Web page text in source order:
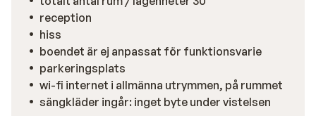
reception
hiss
boendet är ej anpassat för funktionsvarie
parkeringsplats
wi-fi internet i allmänna utrymmen, på rummet
sängkläder ingår: inget byte under vistelsen